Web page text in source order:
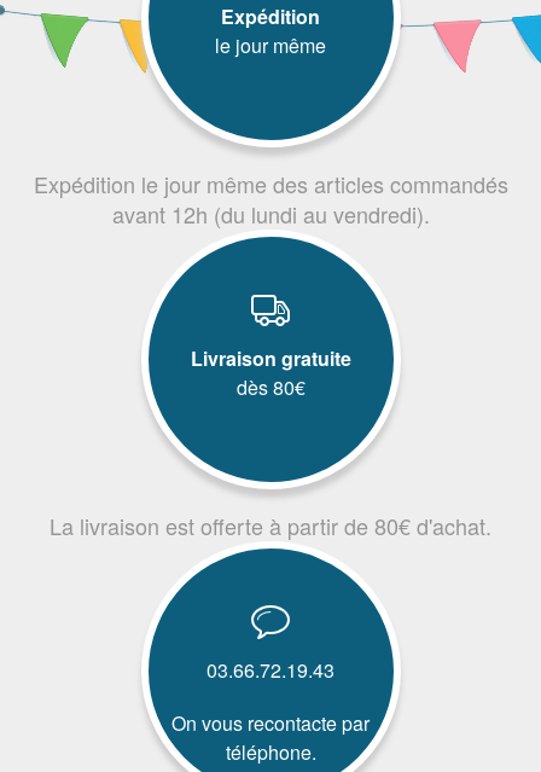
Expédition
le jour même
Expédition le jour même des articles commandés
avant 12h (du lundi au vendredi).
Livraison gratuite
dès 80€
La livraison est offerte à partir de 80€ d'achat.
03.66.72.19.43
On vous recontacte par
téléphone.